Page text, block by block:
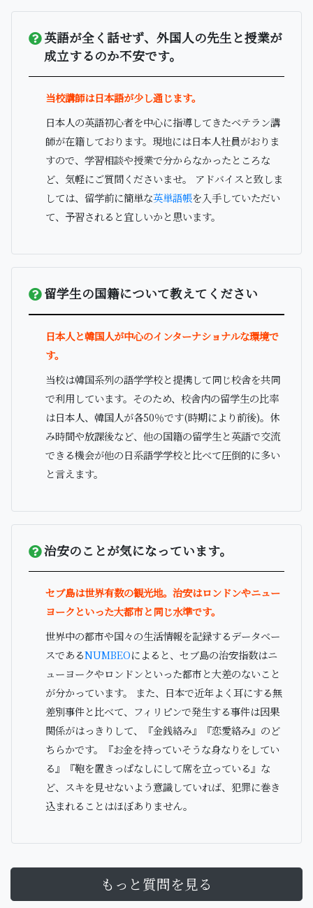
英語が全く話せず、外国人の先生と授業が
成立するのか不安です。
当校講師は日本語が少し通じます。
日本人の英語初心者を中心に指導してきたベテラン講
師が在籍しております。現地には日本人社員がおりま
すので、学習相談や授業で分からなかったところな
ど、気軽にご質問くださいませ。 アドバイスと致しま
しては、留学前に簡単な英単語帳を入手していただい
て、予習されると宜しいかと思います。
留学生の国籍について教えてください
日本人と韓国人が中心のインターナショナルな環境で
す。
当校は韓国系列の語学学校と提携して同じ校舎を共同
で利用しています。そのため、校舎内の留学生の比率
は日本人、韓国人が各50％です(時期により前後)。休
み時間や放課後など、他の国籍の留学生と英語で交流
できる機会が他の日系語学学校と比べて圧倒的に多い
と言えます。
治安のことが気になっています。
セブ島は世界有数の観光地。治安はロンドンやニュー
ヨークといった大都市と同じ水準です。
世界中の都市や国々の生活情報を記録するデータベー
スであるNUMBEOによると、セブ島の治安指数はニ
ューヨークやロンドンといった都市と大差のないこと
が分かっています。 また、日本で近年よく耳にする無
差別事件と比べて、フィリピンで発生する事件は因果
関係がはっきりして、『金銭絡み』『恋愛絡み』のど
ちらかです。『お金を持っていそうな身なりをしてい
る』『鞄を置きっぱなしにして席を立っている』な
ど、スキを見せないよう意識していれば、犯罪に巻き
込まれることはほぼありません。
もっと質問を見る